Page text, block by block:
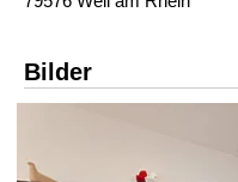
Bilder